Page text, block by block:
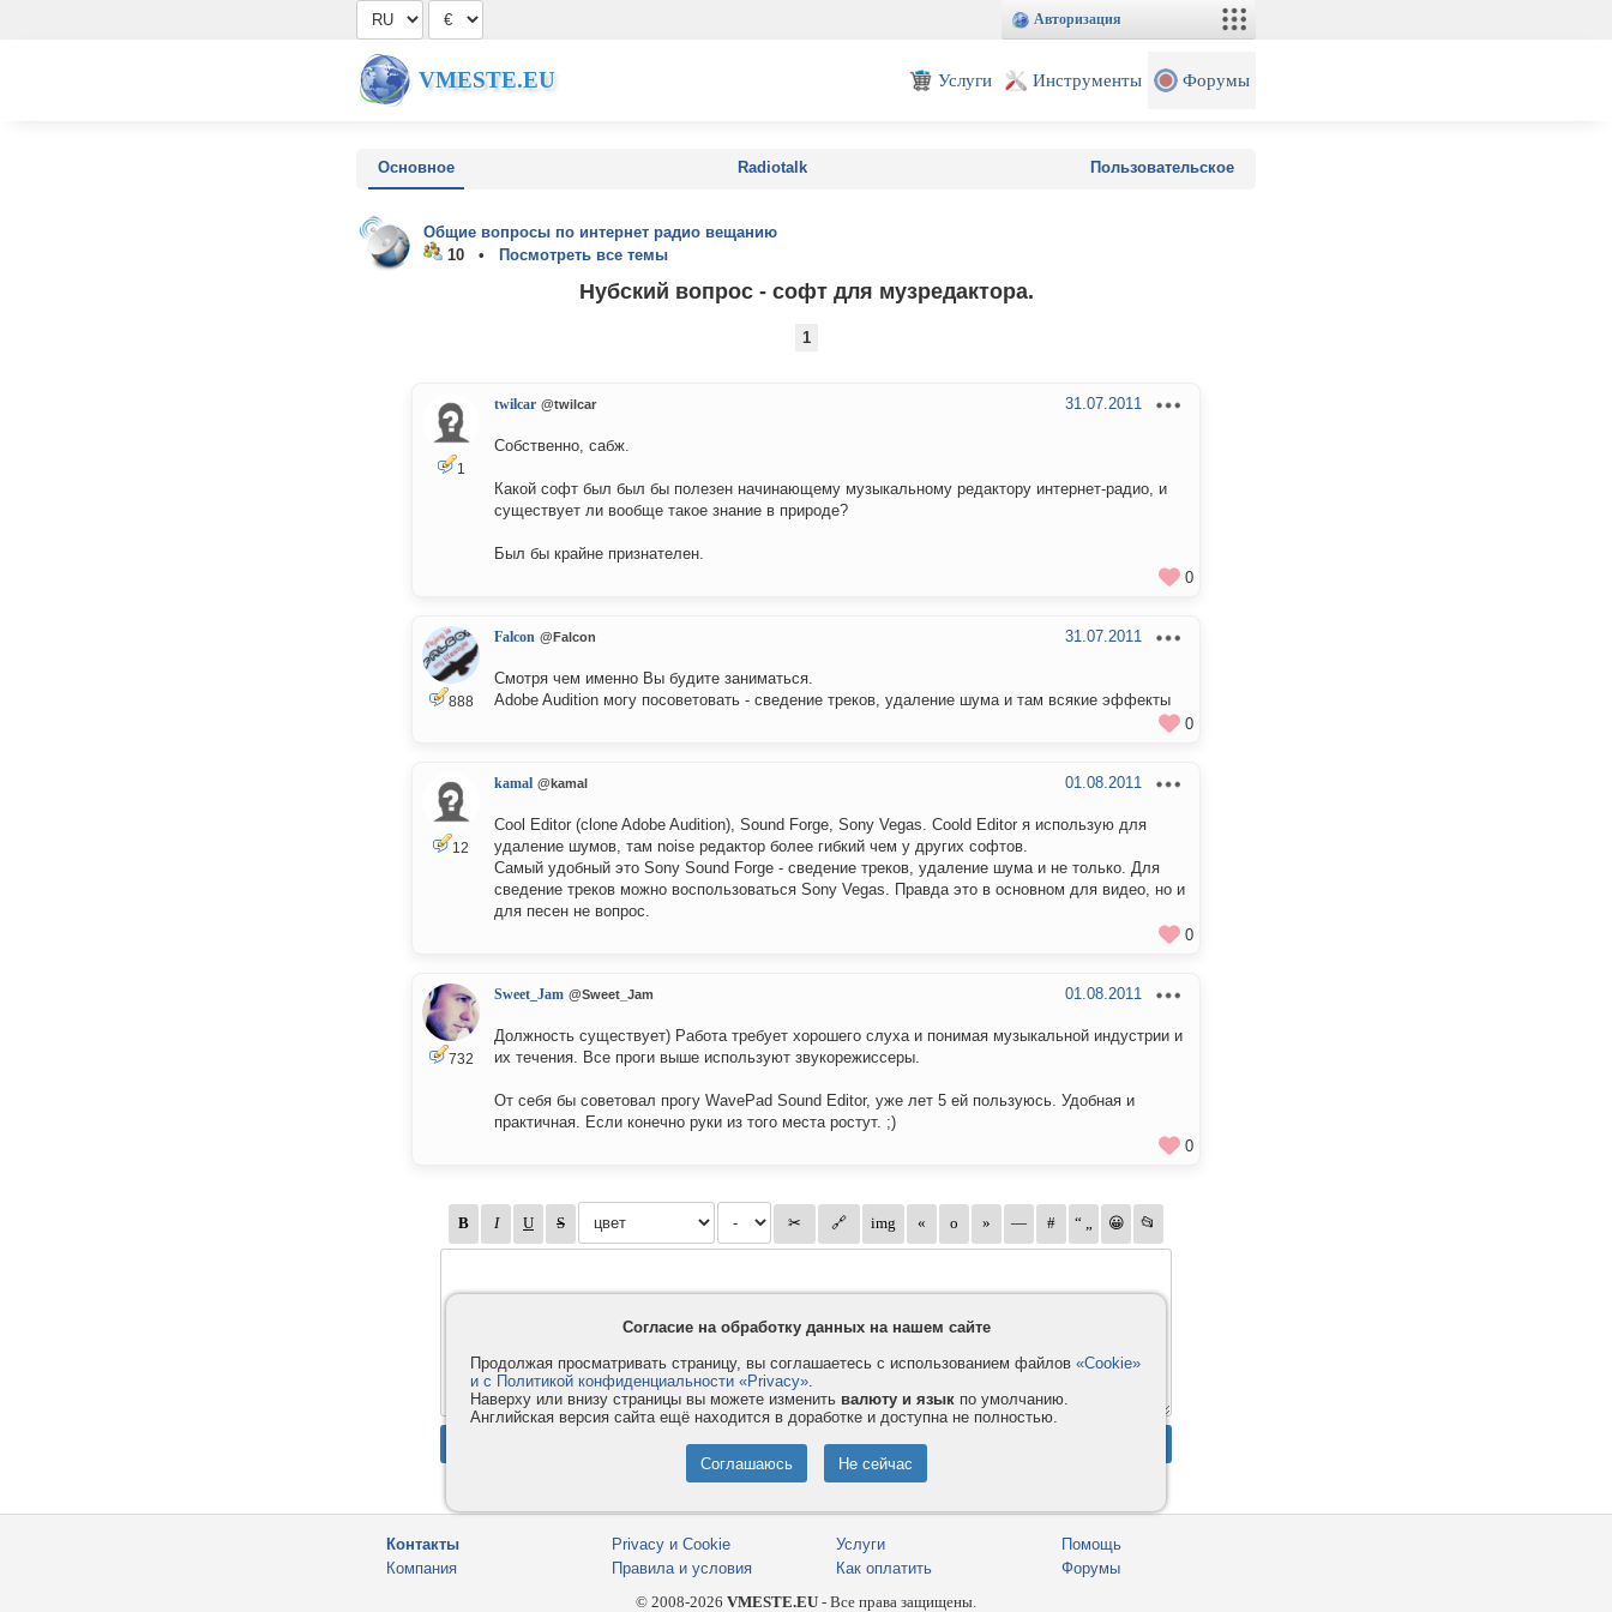
Авторизация
VMESTE.EU Услуги Инструменты Форумы
Основное Radiotalk Пользовательское
Общие вопросы по интернет радио вещанию
10 •
Посмотреть все темы
Нубский вопрос - софт для музредактора.
1
1
twilcar @twilcar 31.07.2011
Собственно, сабж.
Какой софт был был бы полезен начинающему музыкальному редактору интернет-радио, и
существует ли вообще такое знание в природе?
Был бы крайне признателен.
0
888
Falcon @Falcon 31.07.2011
Смотря чем именно Вы будите заниматься.
Adobe Audition могу посоветовать - сведение треков, удаление шума и там всякие эффекты
0
12
kamal @kamal 01.08.2011
Cool Editor (clone Adobe Audition), Sound Forge, Sony Vegas. Coold Editor я использую для
удаление шумов, там noise редактор более гибкий чем у других софтов.
Самый удобный это Sony Sound Forge - сведение треков, удаление шума и не только. Для
сведение треков можно воспользоваться Sony Vegas. Правда это в основном для видео, но и
для песен не вопрос.
0
732
Sweet_Jam @Sweet_Jam 01.08.2011
Должность существует) Работа требует хорошего слуха и понимая музыкальной индустрии и
их течения. Все проги выше используют звукорежиссеры.
От себя бы советовал прогу WavePad Sound Editor, уже лет 5 ей пользуюсь. Удобная и
практичная. Если конечно руки из того места ростут. ;)
0
Контакты
Компания
Privacy и Cookie
Правила и условия
Услуги
Как оплатить
Помощь
Форумы
© 2008-2026 VMESTE.EU - Все права защищены.
Согласие на обработку данных на нашем сайте
Продолжая просматривать страницу, вы соглашаетесь с использованием файлов «Cookie»
и с Политикой конфиденциальности «Privacy».
Наверху или внизу страницы вы можете изменить валюту и язык по умолчанию.
Английская версия сайта ещё находится в доработке и доступна не полностью.